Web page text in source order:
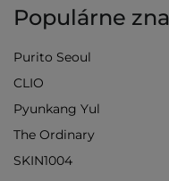
Populárne
Purito Seoul
CLIO
Pyunkang Yul
The Ordinary
SKIN1004